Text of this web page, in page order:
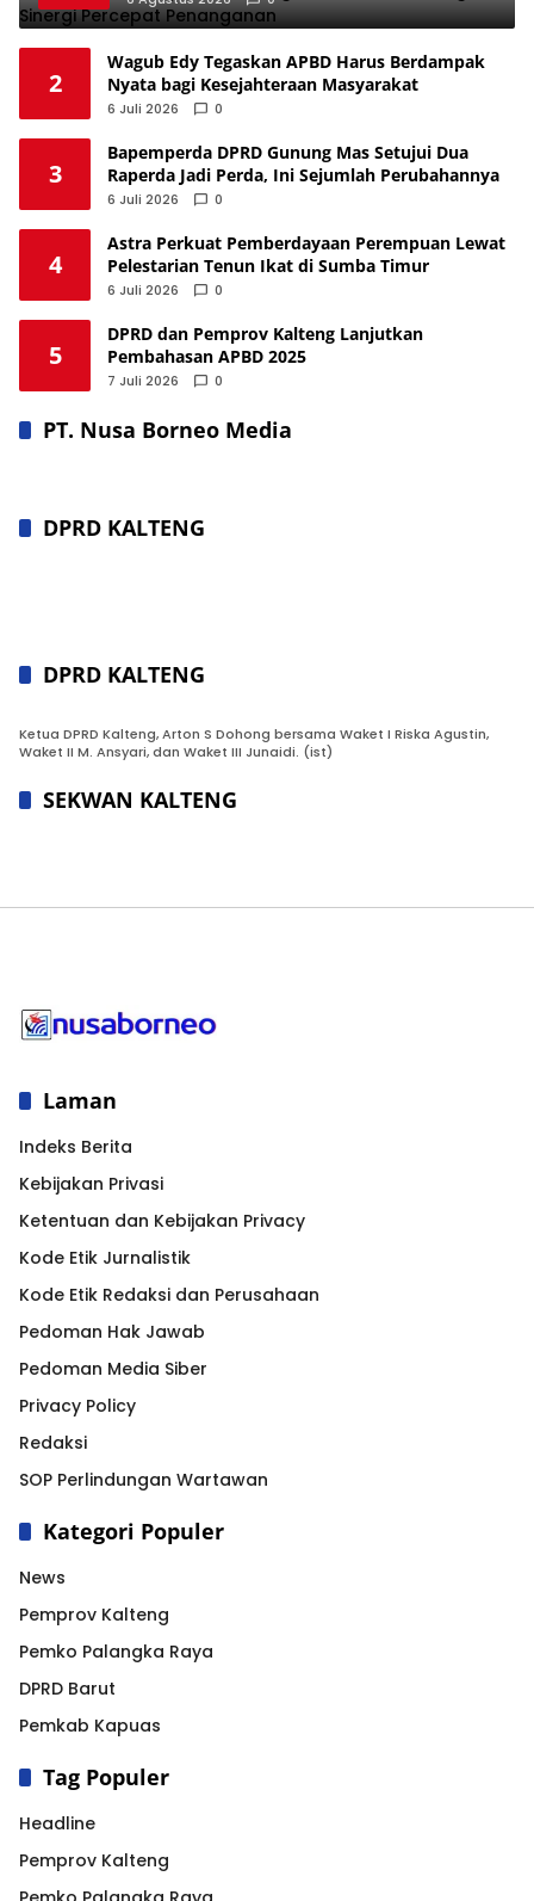
2
Wagub Edy Tegaskan APBD Harus Berdampak
Nyata bagi Kesejahteraan Masyarakat
6 Juli 2026 0
3
Bapemperda DPRD Gunung Mas Setujui Dua
Raperda Jadi Perda, Ini Sejumlah Perubahannya
6 Juli 2026 0
4
Astra Perkuat Pemberdayaan Perempuan Lewat
Pelestarian Tenun Ikat di Sumba Timur
6 Juli 2026 0
5
DPRD dan Pemprov Kalteng Lanjutkan
Pembahasan APBD 2025
7 Juli 2026 0
PT. Nusa Borneo Media
DPRD KALTENG
DPRD KALTENG
Ketua DPRD Kalteng, Arton S Dohong bersama Waket I Riska Agustin,
Waket II M. Ansyari, dan Waket III Junaidi. (ist)
SEKWAN KALTENG
Laman
Indeks Berita
Kebijakan Privasi
Ketentuan dan Kebijakan Privacy
Kode Etik Jurnalistik
Kode Etik Redaksi dan Perusahaan
Pedoman Hak Jawab
Pedoman Media Siber
Privacy Policy
Redaksi
SOP Perlindungan Wartawan
Kategori Populer
News
Pemprov Kalteng
Pemko Palangka Raya
DPRD Barut
Pemkab Kapuas
Tag Populer
Headline
Pemprov Kalteng